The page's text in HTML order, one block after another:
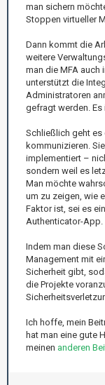
man sichern
Stoppen virtueller
Dann kommt die
weitere
man die MFA auch
unterstützt die
Administratoren
gefragt werden. Es
Schließlich geht es
kommunizieren.
implementiert –
sondern weil es
Man möchte
um zu zeigen, wie
Faktor ist, sei es
Authenticator-App.
Indem man diese
Management mit
Sicherheit gibt,
die Projekte
Ich hoffe, mein
hat man eine gute
meinen anderen